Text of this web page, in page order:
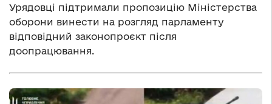
Урядовці підтримали пропозицію Міністерства
оборони винести на розгляд парламенту
відповідний законопроєкт після
доопрацювання.